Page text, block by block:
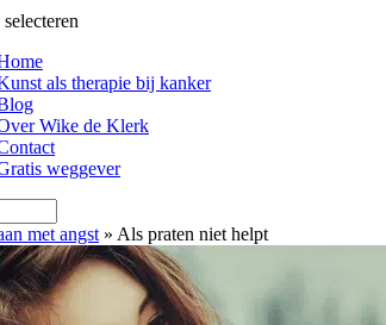
als therapie bij kanker
Wike de Klerk
weggever
met angst » Als praten niet helpt